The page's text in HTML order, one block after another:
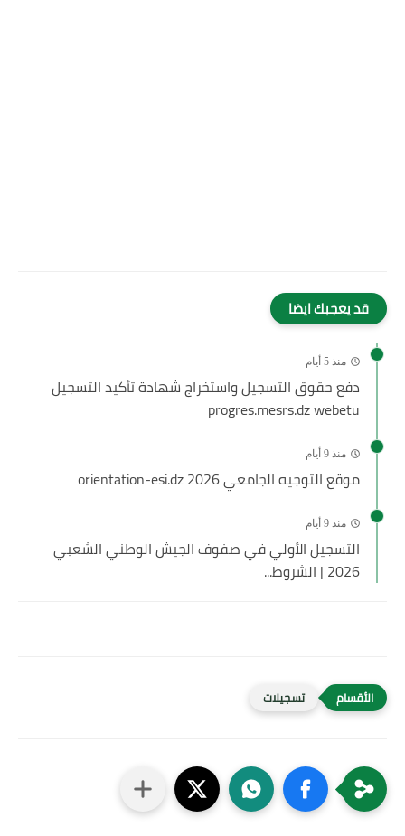
قد يعجبك ايضا
منذ 5 أيام
دفع حقوق التسجيل واستخراج شهادة تأكيد التسجيل
progres.mesrs.dz webetu
منذ 9 أيام
موقع التوجيه الجامعي 2026 orientation-esi.dz
منذ 9 أيام
التسجيل الأولي في صفوف الجيش الوطني الشعبي
2026 | الشروط...
تسجيلات